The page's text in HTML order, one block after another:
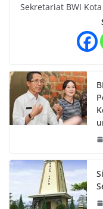
Sekretariat BWI